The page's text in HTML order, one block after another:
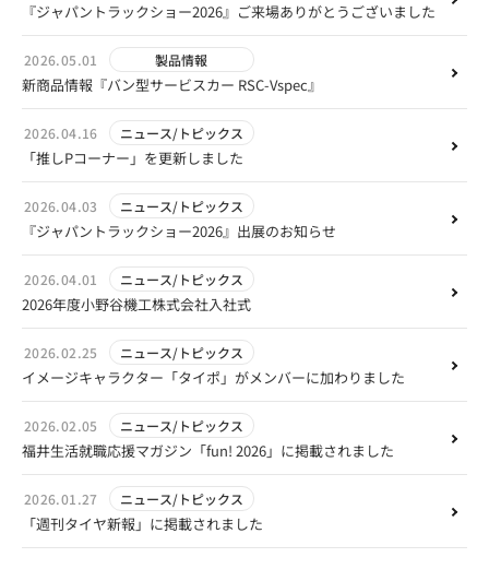
『ジャパントラックショー2026』ご来場ありがとうございました
2026.05.01 製品情報
新商品情報『バン型サービスカー RSC-Vspec』
2026.04.16 ニュース/トピックス
「推しPコーナー」を更新しました
2026.04.03 ニュース/トピックス
『ジャパントラックショー2026』出展のお知らせ
2026.04.01 ニュース/トピックス
2026年度小野谷機工株式会社入社式
2026.02.25 ニュース/トピックス
イメージキャラクター「タイポ」がメンバーに加わりました
2026.02.05 ニュース/トピックス
福井生活就職応援マガジン「fun! 2026」に掲載されました
2026.01.27 ニュース/トピックス
「週刊タイヤ新報」に掲載されました